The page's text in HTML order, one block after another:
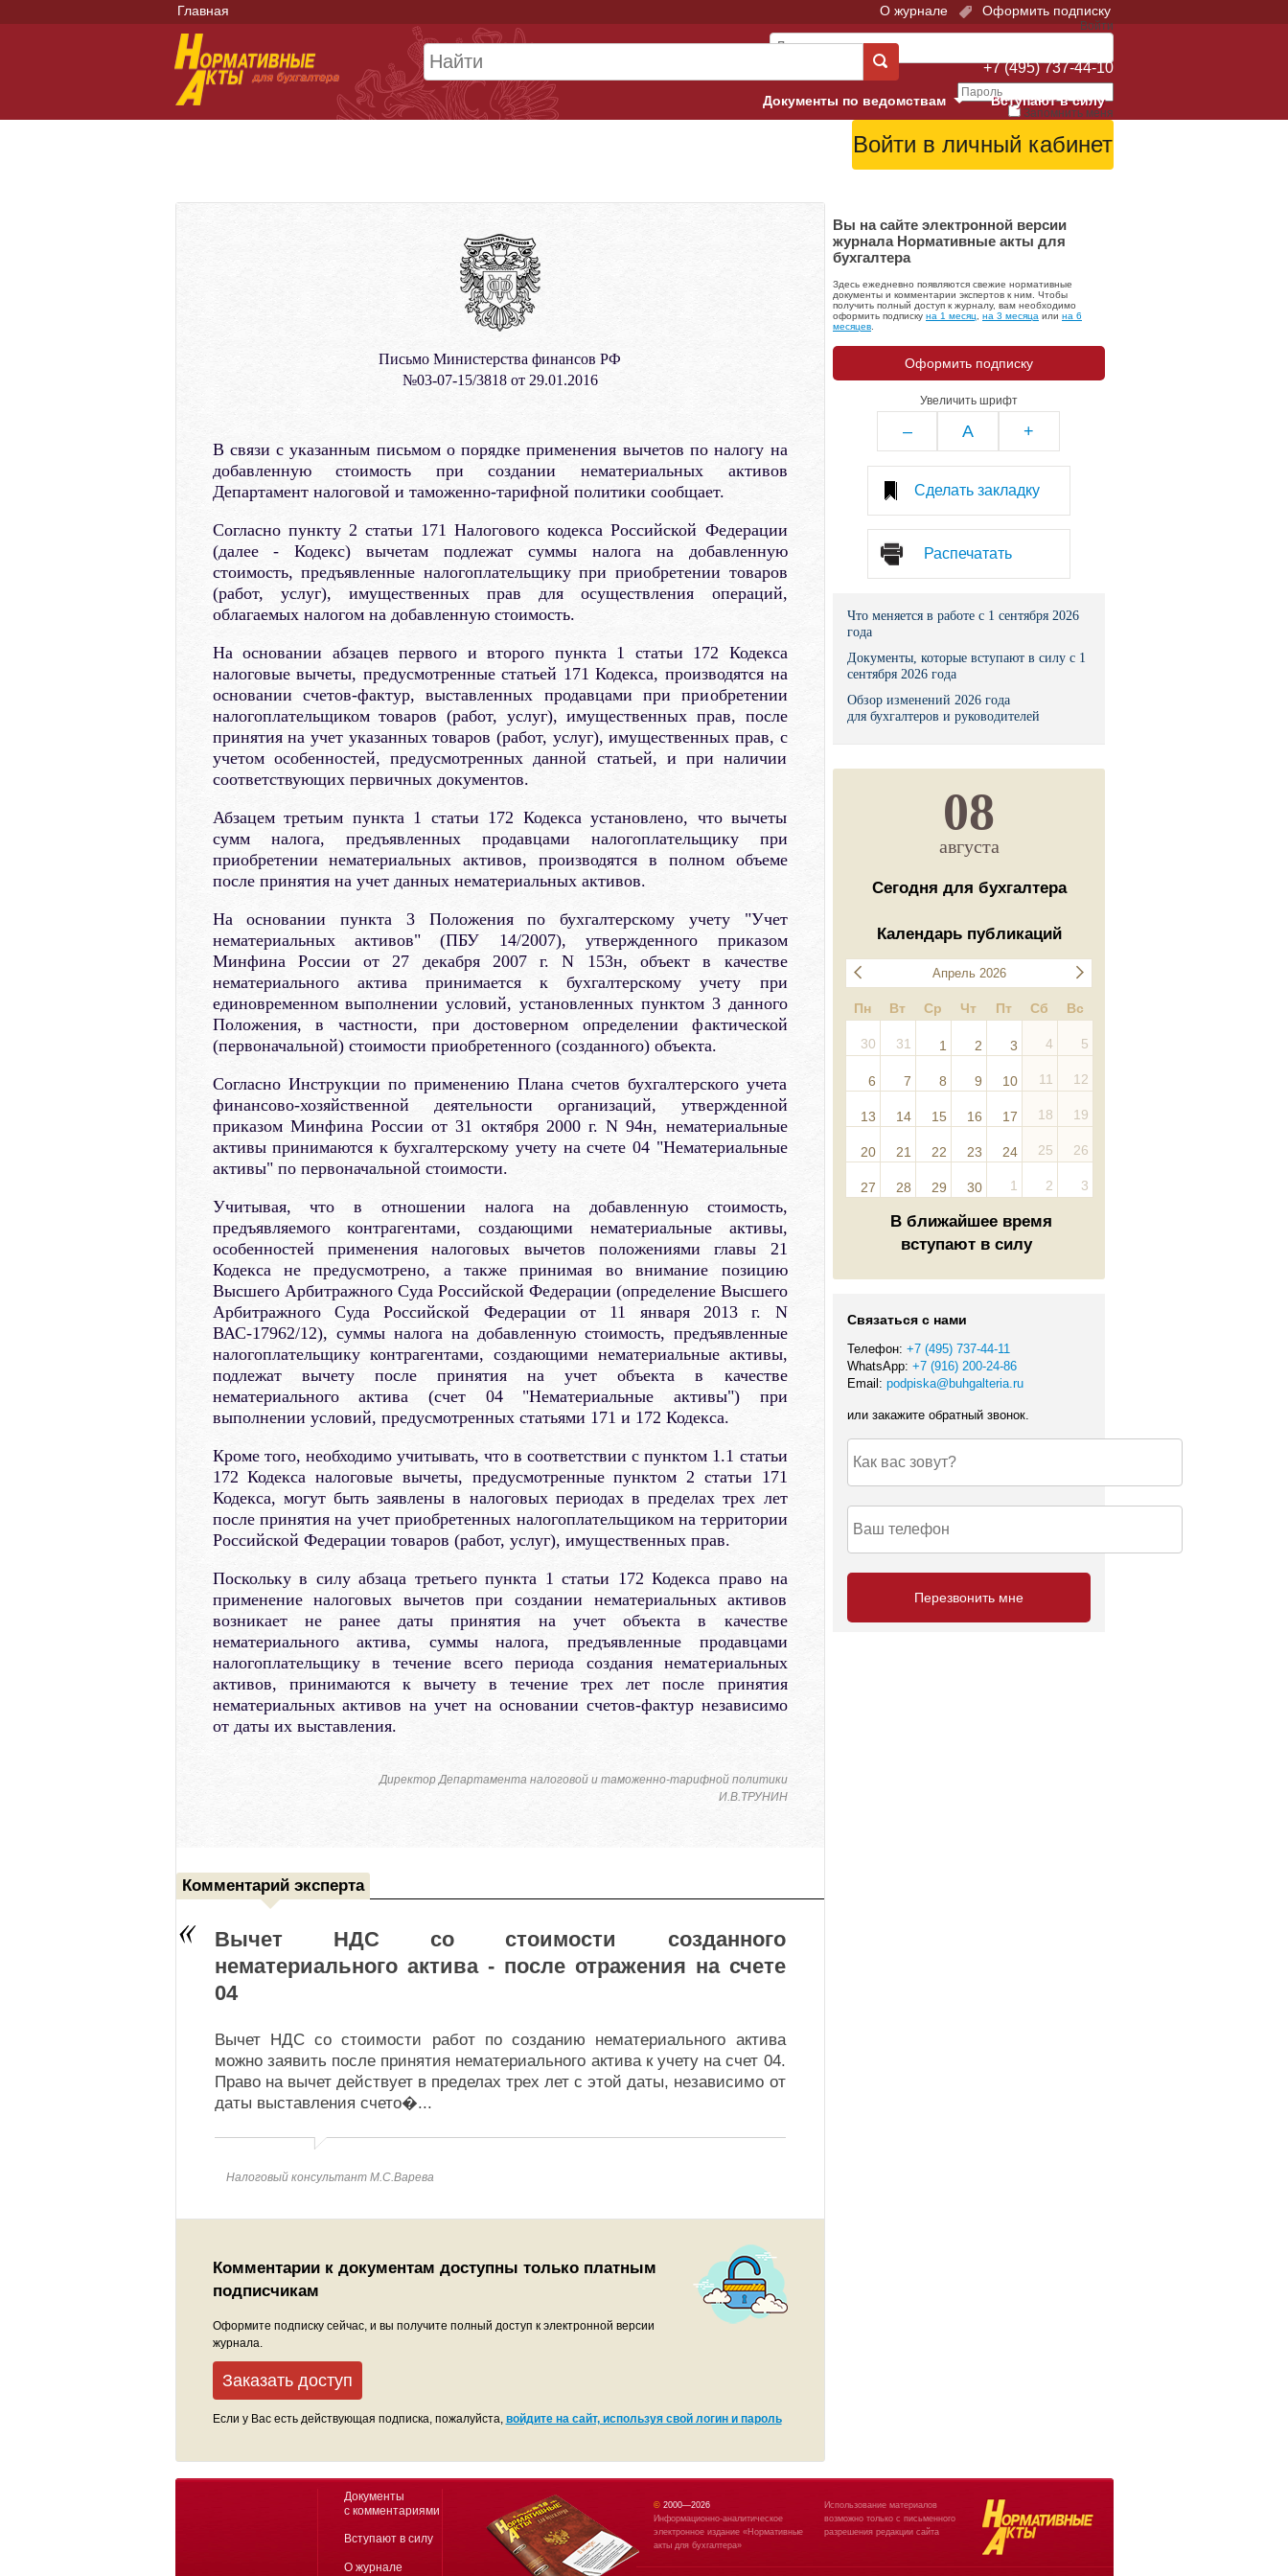
Главная О журнале Оформить подписку
Войти
Запомнить меня
+7 (495) 737-44-10
Вступают в силу
Документы по ведомствам
Арбитражные суды
Верховный Суд
Гострудинспекция в г. Москве
Конституционный Суд
Пенсионный фонд
Правительство
Президент: законы и указы
Роструд
Социальный фонд России
Суд общей юрисдикции
Федеральная налоговая служба
Остальные ведомства
Письмо Министерства финансов РФ
№03-07-15/3818 от 29.01.2016
В связи с указанным письмом о порядке применения вычетов по налогу на
добавленную стоимость при создании нематериальных активов
Департамент налоговой и таможенно-тарифной политики сообщает.
Согласно пункту 2 статьи 171 Налогового кодекса Российской Федерации
(далее - Кодекс) вычетам подлежат суммы налога на добавленную
стоимость, предъявленные налогоплательщику при приобретении товаров
(работ, услуг), имущественных прав для осуществления операций,
облагаемых налогом на добавленную стоимость.
На основании абзацев первого и второго пункта 1 статьи 172 Кодекса
налоговые вычеты, предусмотренные статьей 171 Кодекса, производятся на
основании счетов-фактур, выставленных продавцами при приобретении
налогоплательщиком товаров (работ, услуг), имущественных прав, после
принятия на учет указанных товаров (работ, услуг), имущественных прав, с
учетом особенностей, предусмотренных данной статьей, и при наличии
соответствующих первичных документов.
Абзацем третьим пункта 1 статьи 172 Кодекса установлено, что вычеты
сумм налога, предъявленных продавцами налогоплательщику при
приобретении нематериальных активов, производятся в полном объеме
после принятия на учет данных нематериальных активов.
На основании пункта 3 Положения по бухгалтерскому учету "Учет
нематериальных активов" (ПБУ 14/2007), утвержденного приказом
Минфина России от 27 декабря 2007 г. N 153н, объект в качестве
нематериального актива принимается к бухгалтерскому учету при
единовременном выполнении условий, установленных пунктом 3 данного
Положения, в частности, при достоверном определении фактической
(первоначальной) стоимости приобретенного (созданного) объекта.
Согласно Инструкции по применению Плана счетов бухгалтерского учета
финансово-хозяйственной деятельности организаций, утвержденной
приказом Минфина России от 31 октября 2000 г. N 94н, нематериальные
активы принимаются к бухгалтерскому учету на счете 04 "Нематериальные
активы" по первоначальной стоимости.
Учитывая, что в отношении налога на добавленную стоимость,
предъявляемого контрагентами, создающими нематериальные активы,
особенностей применения налоговых вычетов положениями главы 21
Кодекса не предусмотрено, а также принимая во внимание позицию
Высшего Арбитражного Суда Российской Федерации (определение Высшего
Арбитражного Суда Российской Федерации от 11 января 2013 г. N
ВАС-17962/12), суммы налога на добавленную стоимость, предъявленные
налогоплательщику контрагентами, создающими нематериальные активы,
подлежат вычету после принятия на учет объекта в качестве
нематериального актива (счет 04 "Нематериальные активы") при
выполнении условий, предусмотренных статьями 171 и 172 Кодекса.
Кроме того, необходимо учитывать, что в соответствии с пунктом 1.1 статьи
172 Кодекса налоговые вычеты, предусмотренные пунктом 2 статьи 171
Кодекса, могут быть заявлены в налоговых периодах в пределах трех лет
после принятия на учет приобретенных налогоплательщиком на территории
Российской Федерации товаров (работ, услуг), имущественных прав.
Поскольку в силу абзаца третьего пункта 1 статьи 172 Кодекса право на
применение налоговых вычетов при создании нематериальных активов
возникает не ранее даты принятия на учет объекта в качестве
нематериального актива, суммы налога, предъявленные продавцами
налогоплательщику в течение всего периода создания нематериальных
активов, принимаются к вычету в течение трех лет после принятия
нематериальных активов на учет на основании счетов-фактур независимо
от даты их выставления.
Директор Департамента налоговой и таможенно-тарифной политики
И.В.ТРУНИН
Комментарий эксперта
Вычет НДС со стоимости созданного
нематериального актива - после отражения на счете
04
Вычет НДС со стоимости работ по созданию нематериального актива
можно заявить после принятия нематериального актива к учету на счет 04.
Право на вычет действует в пределах трех лет с этой даты, независимо от
даты выставления счето�...
Налоговый консультант М.С.Варева
Комментарии к документам доступны только платным
подписчикам
Оформите подписку сейчас, и вы получите полный доступ к электронной версии
журнала.
Заказать доступ
Если у Вас есть действующая подписка, пожалуйста, войдите на сайт, используя свой логин и пароль
Вы на сайте электронной версии
журнала Нормативные акты для
бухгалтера
Здесь ежедневно появляются свежие нормативные
документы и комментарии экспертов к ним. Чтобы
получить полный доступ к журналу, вам необходимо
оформить подписку на 1 месяц, на 3 месяца или на 6
месяцев.
Оформить подписку
Увеличить шрифт
– A +
Сделать закладку
Распечатать
Что меняется в работе с 1 сентября 2026
года
Документы, которые вступают в силу с 1
сентября 2026 года
Обзор изменений 2026 года
для бухгалтеров и руководителей
08
августа
Сегодня для бухгалтера
Календарь публикаций
Апрель 2026
Пн Вт Ср Чт Пт Сб Вс
30 31 1 2 3 4 5
6 7 8 9 10 11 12
13 14 15 16 17 18 19
20 21 22 23 24 25 26
27 28 29 30 1 2 3
В ближайшее время
вступают в силу
Связаться с нами
Телефон: +7 (495) 737-44-11
WhatsApp: +7 (916) 200-24-86
Email: podpiska@buhgalteria.ru
или закажите обратный звонок.
Документы
с комментариями
Вступают в силу
О журнале
©2000—2026
Информационно-аналитическое
электронное издание «Нормативные
акты для бухгалтера»
Использование материалов
возможно только с письменного
разрешения редакции сайта